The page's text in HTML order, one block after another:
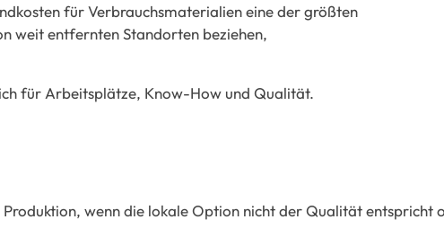
für Verbrauchsmaterialien eine der größten
weit entfernten Standorten beziehen,
für Arbeitsplätze, Know-How und Qualität.
wenn die lokale Option nicht der Qualität entspricht